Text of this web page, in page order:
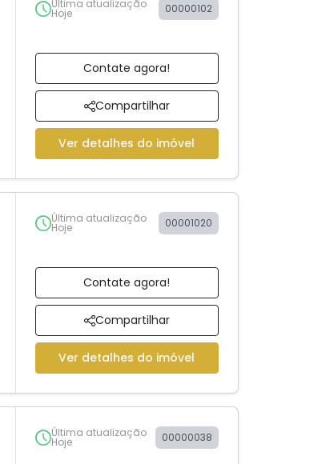
Última atualização
Hoje 00000102
Contate agora!
Compartilhar
Ver detalhes do imóvel
Última atualização
Hoje 00001020
Contate agora!
Compartilhar
Ver detalhes do imóvel
Última atualização
Hoje 00000038